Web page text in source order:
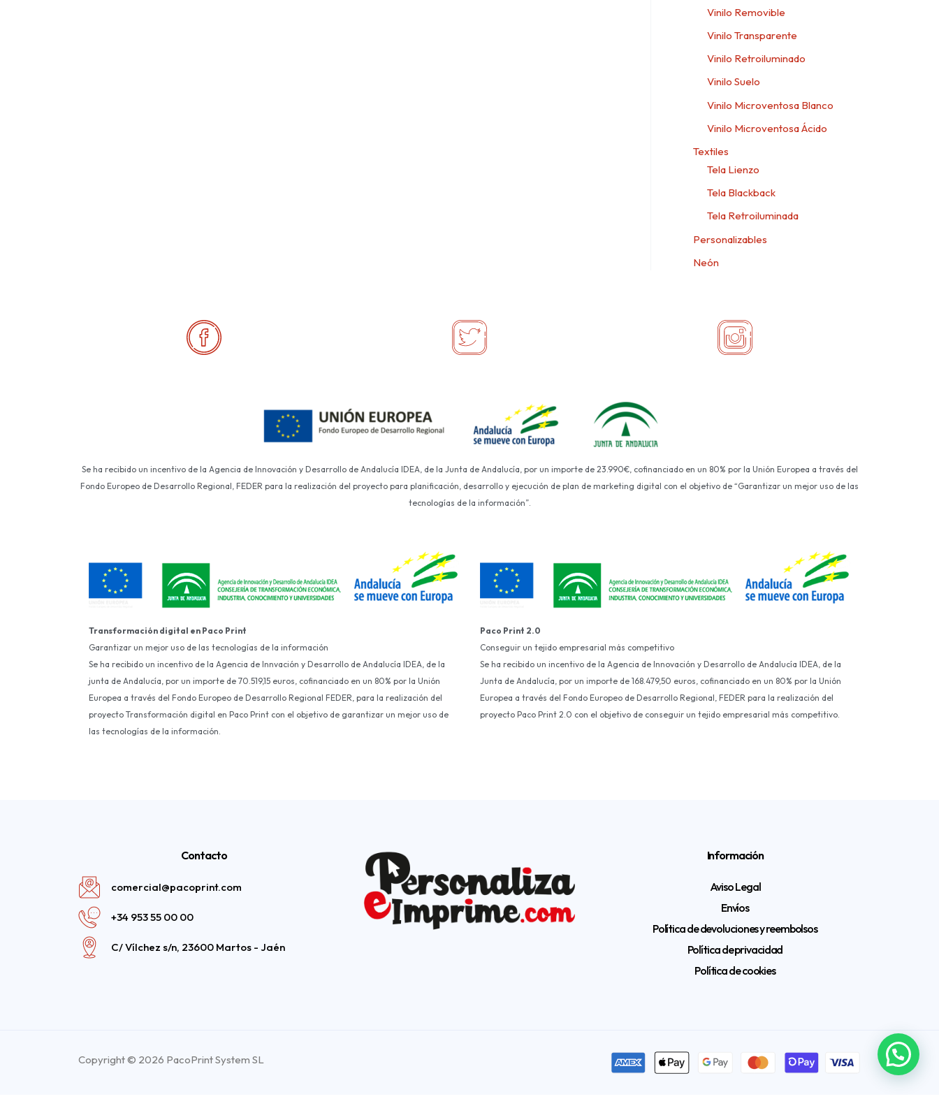
Vinilo Removible
Vinilo Transparente
Vinilo Retroiluminado
Vinilo Suelo
Vinilo Microventosa Blanco
Vinilo Microventosa Ácido
Textiles
Tela Lienzo
Tela Blackback
Tela Retroiluminada
Personalizables
Neón
Se ha recibido un incentivo de la Agencia de Innovación y Desarrollo de Andalucía IDEA, de la Junta de Andalucía, por un importe de 23.990€, cofinanciado en un 80% por la Unión Europea a través del
Fondo Europeo de Desarrollo Regional, FEDER para la realización del proyecto para planificación, desarrollo y ejecución de plan de marketing digital con el objetivo de “Garantizar un mejor uso de las
tecnologías de la información”.
Transformación digital en Paco Print
Garantizar un mejor uso de las tecnologías de la información
Se ha recibido un incentivo de la Agencia de Innvación y Desarrollo de Andalucía IDEA, de la
junta de Andalucía, por un importe de 70.519,15 euros, cofinanciado en un 80% por la Unión
Europea a través del Fondo Europeo de Desarrollo Regional FEDER, para la realización del
proyecto Transformación digital en Paco Print con el objetivo de garantizar un mejor uso de
las tecnologías de la información.
Paco Print 2.0
Conseguir un tejido empresarial más competitivo
Se ha recibido un incentivo de la Agencia de Innovación y Desarrollo de Andalucía IDEA, de la
Junta de Andalucía, por un importe de 168.479,50 euros, cofinanciado en un 80% por la Unión
Europea a través del Fondo Europeo de Desarrollo Regional, FEDER para la realización del
proyecto Paco Print 2.0 con el objetivo de conseguir un tejido empresarial más competitivo.
Contacto
comercial@pacoprint.com
+34 953 55 00 00
C/ Vílchez s/n, 23600 Martos - Jaén
Información
Aviso Legal
Envíos
Política de devoluciones y reembolsos
Política de privacidad
Política de cookies
Copyright © 2026 PacoPrint System SL